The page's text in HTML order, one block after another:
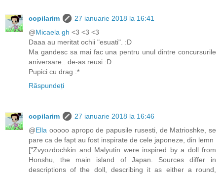
copilarim
27 ianuarie 2018 la 16:41
@Micaela gh <3 <3 <3
Daaa au meritat ochii "esuati". :D
Ma gandesc sa mai fac una pentru unul dintre concursurile
aniversare.. de-as reusi :D
Pupici cu drag :*
Răspundeți
copilarim
27 ianuarie 2018 la 16:46
@Ella ooooo apropo de papusile rusesti, de Matrioshke, se
pare ca de fapt au fost inspirate de cele japoneze, din lemn
["Zvyozdochkin and Malyutin were inspired by a doll from
Honshu, the main island of Japan. Sources differ in
descriptions of the doll, describing it as either a round,